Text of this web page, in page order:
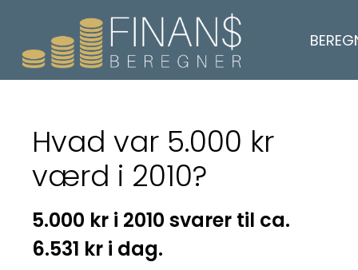
Hvad var 5.000 kr
værd i 2010?
5.000 kr i 2010 svarer til ca.
6.531 kr i dag.